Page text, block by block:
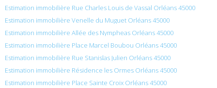
Estimation immobilière Rue Charles Louis de Vassal Orléans 45000
Estimation immobilière Venelle du Muguet Orléans 45000
Estimation immobilière Allée des Nympheas Orléans 45000
Estimation immobilière Place Marcel Boubou Orléans 45000
Estimation immobilière Rue Stanislas Julien Orléans 45000
Estimation immobilière Résidence les Ormes Orléans 45000
Estimation immobilière Place Sainte Croix Orléans 45000